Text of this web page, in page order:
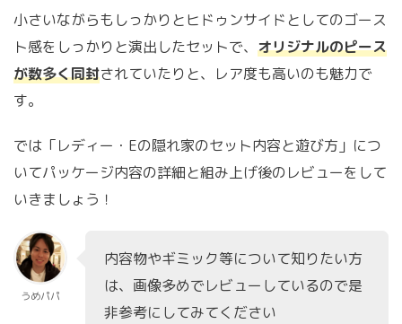
小さいながらもしっかりとヒドゥンサイドとしてのゴース
ト感をしっかりと演出したセットで、 オリジナルのピース
が数多く同封されていたりと、レア度も高いのも魅力で
す。
では「レディー・Eの隠れ家のセット内容と遊び方」につ
いてパッケージ内容の詳細と組み上げ後のレビューをして
いきましょう！
うめパパ
内容物やギミック等について知りたい方
は、画像多めでレビューしているので是
非参考にしてみてください